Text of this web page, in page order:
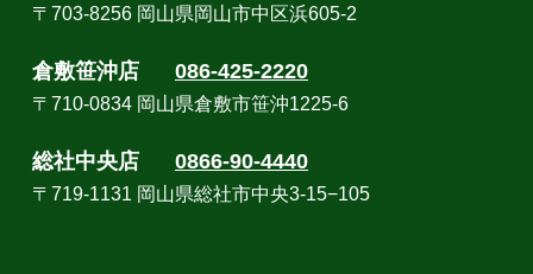
〒703-8256 岡山県岡山市中区浜605-2
倉敷笹沖店 086-425-2220
〒710-0834 岡山県倉敷市笹沖1225-6
総社中央店 0866-90-4440
〒719-1131 岡山県総社市中央3-15−105